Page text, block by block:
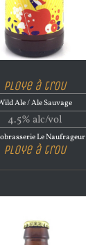
Ploye à trou
Ale / Ale Sauvage
4.5% alc/vol
Le Naufrageur
Ploye à trou